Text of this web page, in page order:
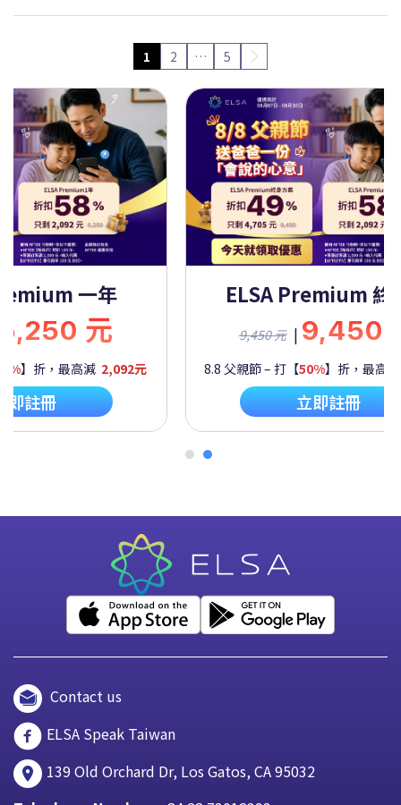
1 2 … 5
一年
元
】折，最高減 2,092元
即註冊
ELSA Premium 終
9,450 元 | 9,450
8.8 父親節 – 打【50%】折，最高
立即註冊
Contact us
ELSA Speak Taiwan
139 Old Orchard Dr, Los Gatos, CA 95032